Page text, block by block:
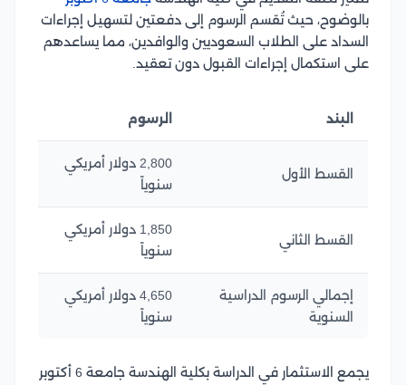
بالوضوح، حيث تُقسم الرسوم إلى دفعتين لتسهيل إجراءات
السداد على الطلاب السعوديين والوافدين، مما يساعدهم
على استكمال إجراءات القبول دون تعقيد.
البند الرسوم
القسط الأول
2,800 دولار أمريكي
سنوياً
القسط الثاني
1,850 دولار أمريكي
سنوياً
إجمالي الرسوم الدراسية
السنوية
4,650 دولار أمريكي
سنوياً
يجمع الاستثمار في الدراسة بكلية الهندسة جامعة 6 أكتوبر